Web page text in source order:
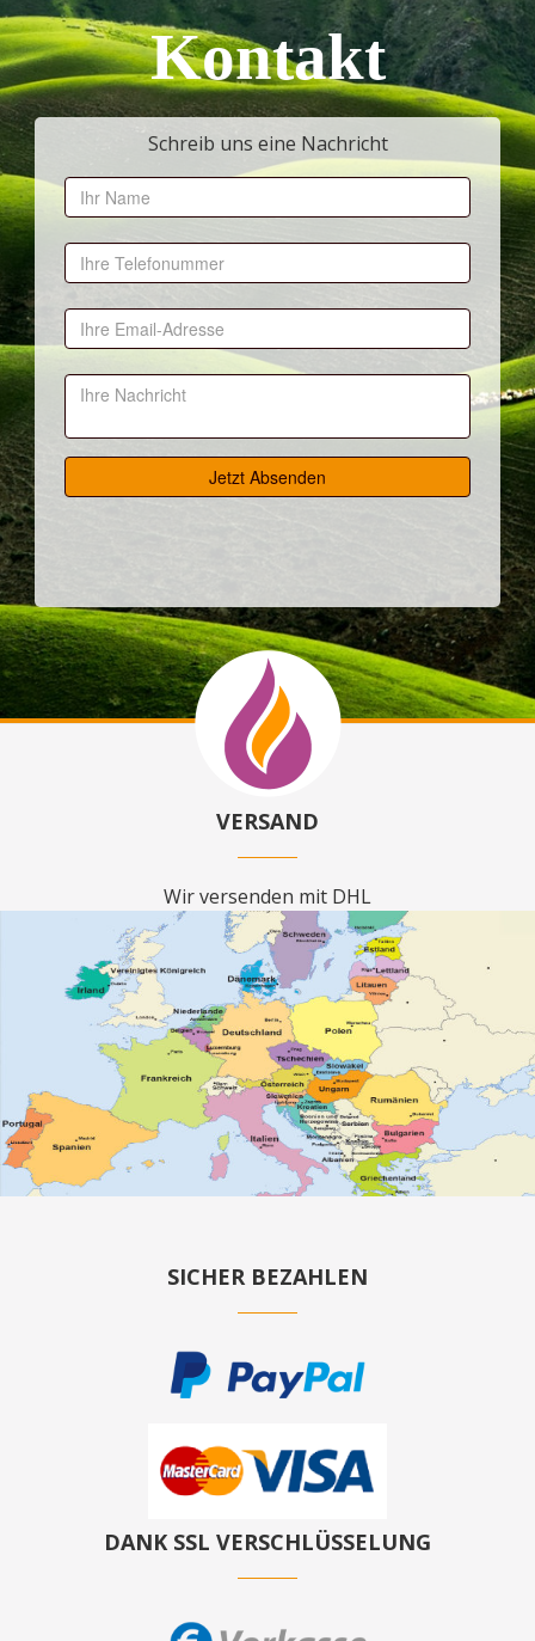
Kontakt
Schreib uns eine Nachricht
VERSAND
Wir versenden mit DHL
SICHER BEZAHLEN
DANK SSL VERSCHLÜSSELUNG